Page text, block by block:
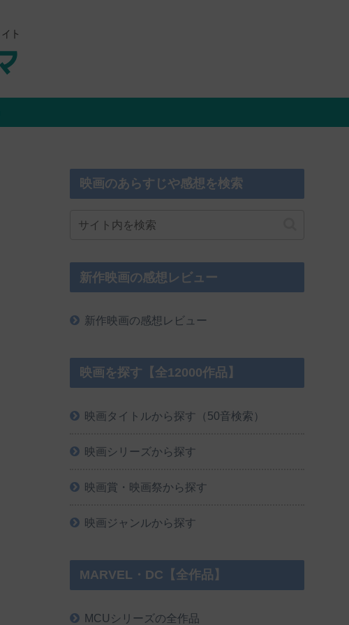
映画のあらすじや感想を検索
新作映画の感想レビュー
新作映画の感想レビュー
映画を探す【全12000作品】
映画タイトルから探す（50音検索）
映画シリーズから探す
映画賞・映画祭から探す
映画ジャンルから探す
MARVEL・DC【全作品】
MCUシリーズの全作品